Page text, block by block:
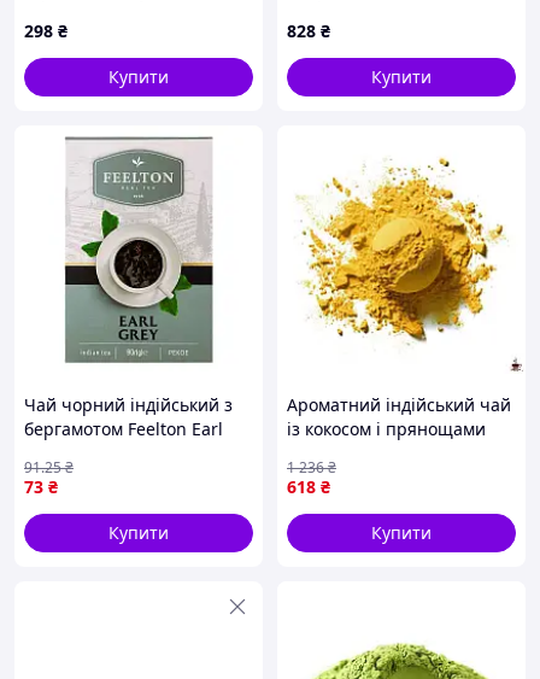
298 ₴
Купити
828 ₴
Купити
Чай чорний індійський з
бергамотом Feelton Earl
73 ₴
91.25₴
Купити
Ароматний індійський чай
із кокосом і прянощами
справжніх гурманів
618 ₴
1 236₴
Купити